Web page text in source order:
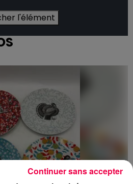
l'élément
Continuer sans accepter